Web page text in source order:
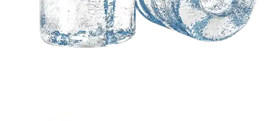
귀하의 아이디어를 기반